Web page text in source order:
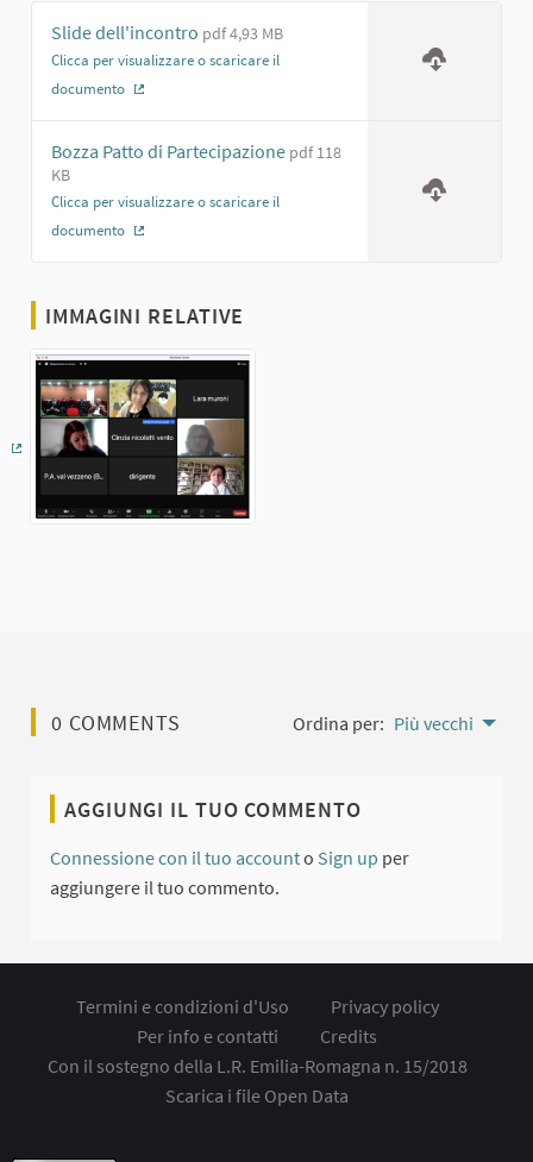
Slide dell'incontro pdf 4,93 MB
Clicca per visualizzare o scaricare il
documento
Bozza Patto di Partecipazione pdf 118
KB
Clicca per visualizzare o scaricare il
documento
IMMAGINI RELATIVE
(Collegamento esterno)
0 COMMENTS Ordina per: Più vecchi
AGGIUNGI IL TUO COMMENTO
Connessione con il tuo accounto Sign up per
aggiungere il tuo commento.
Termini e condizioni d'Uso
Privacy policy
Per info e contatti
Credits
Con il sostegno della L.R. Emilia-Romagna n. 15/2018
Scarica i file Open Data